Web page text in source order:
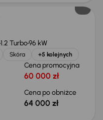
1.2 Turbo96 kW
Skóra +5 kolejnych
Cena promocyjna
60 000 zł
Cena po obniżce
64 000 zł